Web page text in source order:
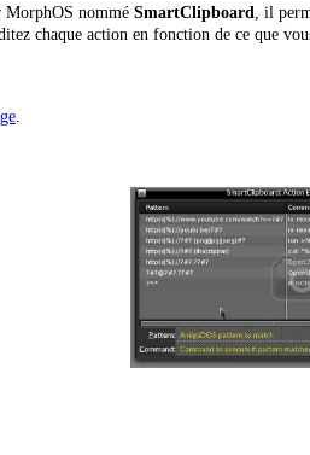
MorphOS nommé SmartClipboard , il
chaque action en fonction de ce que